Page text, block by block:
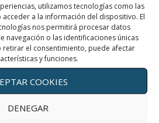
utilizamos tecnologías como las
a la información del dispositivo. El
nos permitirá procesar datos
navegación o las identificaciones únicas
retirar el consentimiento, puede afectar
y funciones.
COOKIES
DENEGAR
un regalo para tus ojos